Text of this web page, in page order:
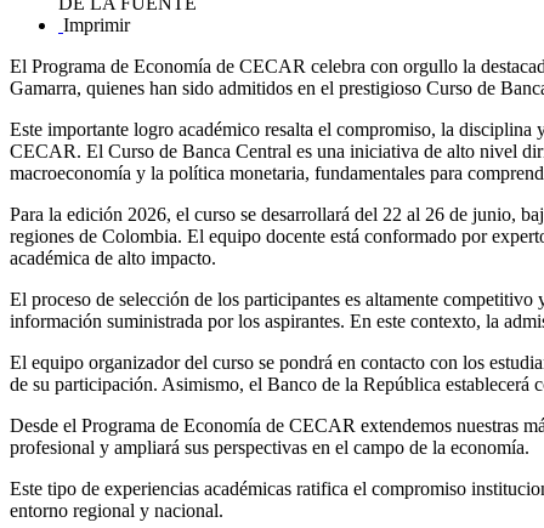
Imprimir
El Programa de Economía de CECAR celebra con orgullo la
Gamarra, quienes han sido admitidos en el prestigioso Curso de
Este importante logro académico resalta el compromiso, la
CECAR. El Curso de Banca Central es una iniciativa de alto nivel
macroeconomía y la política monetaria, fundamentales para
Para la edición 2026, el curso se desarrollará del 22 al 26 de junio,
regiones de Colombia. El equipo docente está conformado por
académica de alto impacto.
El proceso de selección de los participantes es altamente
información suministrada por los aspirantes. En este contexto, la
El equipo organizador del curso se pondrá en contacto con los
de su participación. Asimismo, el Banco de la República establecerá
Desde el Programa de Economía de CECAR extendemos nuestras
profesional y ampliará sus perspectivas en el campo de la economía.
Este tipo de experiencias académicas ratifica el compromiso
entorno regional y nacional.